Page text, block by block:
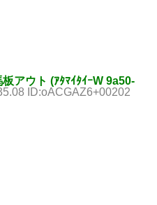
アウト (ｱﾀﾏｲﾀｲｰW 9a50-
ID:oACGAZ6+00202